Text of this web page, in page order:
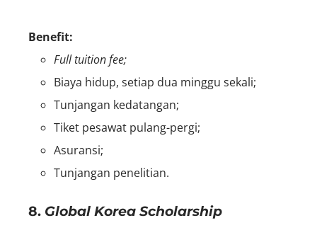
Benefit:
Full tuition fee;
Biaya hidup, setiap dua minggu sekali;
Tunjangan kedatangan;
Tiket pesawat pulang-pergi;
Asuransi;
Tunjangan penelitian.
8. Global Korea Scholarship